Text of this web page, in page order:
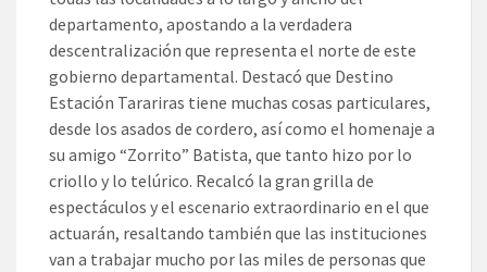
departamento, apostando a la verdadera
descentralización que representa el norte de este
gobierno departamental. Destacó que Destino
Estación Tarariras tiene muchas cosas particulares,
desde los asados de cordero, así como el homenaje a
su amigo “Zorrito” Batista, que tanto hizo por lo
criollo y lo telúrico. Recalcó la gran grilla de
espectáculos y el escenario extraordinario en el que
actuarán, resaltando también que las instituciones
van a trabajar mucho por las miles de personas que